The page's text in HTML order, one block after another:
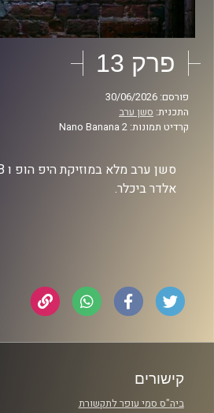
פרק 13
פורסם: 30/06/2026
התכנית: סשן ערב
קרדיט תמונות: Nano Banana 2
אלדר ביכלר.
קישורים
ביה"ס סמי עופר לתקשורת